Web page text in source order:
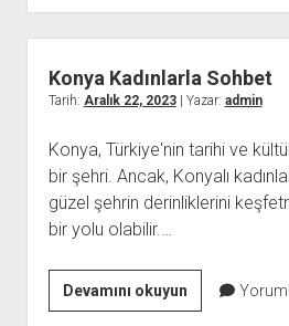
Sohbet
Uygulaması
Konya Kadınlarla Sohbet
Tarih: Aralık 22, 2023| Yazar: admin
Konya, Türkiye'nin tarihi ve
bir şehri. Ancak, Konyalı
güzel şehrin derinliklerini
bir yolu olabilir.…
Devamını okuyunKonya
Kadınlarla